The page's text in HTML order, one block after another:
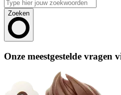
Zoeken
Onze meestgestelde vragen